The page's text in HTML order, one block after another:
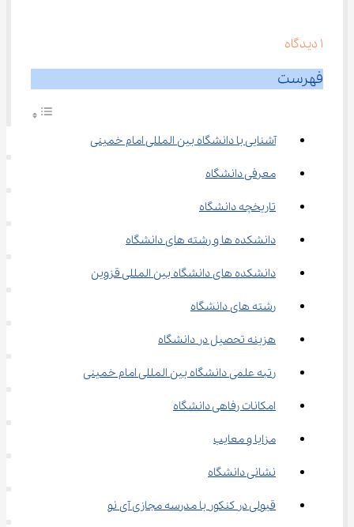
1 دیدگاه
فهرست
آشنایی با دانشگاه بین المللی امام خمینی
معرفی دانشگاه
تاریخچه دانشگاه
دانشکده ها و رشته های دانشگاه
دانشکده های دانشگاه بین المللی قزوین
رشته های دانشگاه
هزینه تحصیل در دانشگاه
رتبه علمی دانشگاه بین المللی امام خمینی
امکانات رفاهی دانشگاه
مزایا و معایب
نشانی دانشگاه
قبولی در کنکور با مدرسه مجازی آی نو